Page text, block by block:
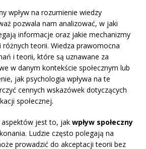
wpływ na rozumienie wiedzy
pozwala nam analizować, w jaki
informacje oraz jakie mechanizmy
teorii. Wiedza prawomocna
i teorii, które są uznawane za
w danym kontekście społecznym lub
jak psychologia wpływa na te
cennych wskazówek dotyczących
społecznej.
aspektów jest to, jak wpływ społeczny
Ludzie często polegają na
prowadzić do akceptacji teorii bez